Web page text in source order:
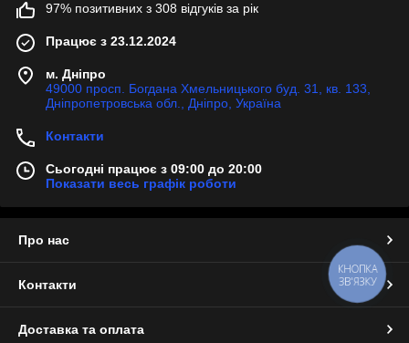
97% позитивних з 308 відгуків за рік
Працює з 23.12.2024
м. Дніпро
49000 просп. Богдана Хмельницького буд. 31, кв. 133,
Дніпропетровська обл., Дніпро, Україна
Контакти
Сьогодні працює з 09:00 до 20:00
Показати весь графік роботи
Про нас
Контакти
Доставка та оплата
КНОПКА
ЗВ'ЯЗКУ